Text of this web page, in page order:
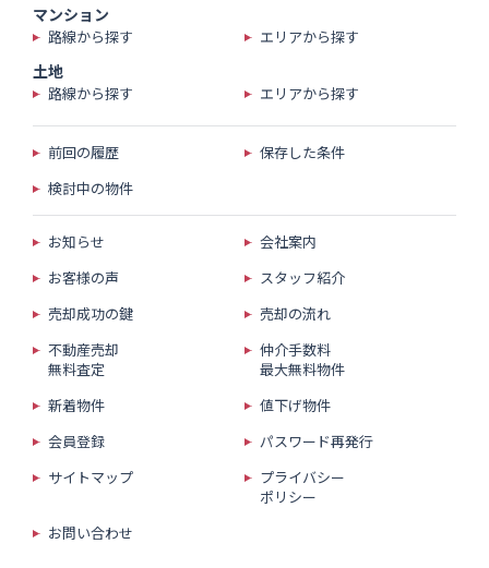
マンション
路線から探す エリアから探す
土地
路線から探す エリアから探す
前回の履歴
保存した条件
検討中の物件
お知らせ
会社案内
お客様の声
スタッフ紹介
売却成功の鍵
売却の流れ
不動産売却
無料査定
仲介手数料
最大無料物件
新着物件
値下げ物件
会員登録
パスワード再発行
サイトマップ
プライバシー
ポリシー
お問い合わせ